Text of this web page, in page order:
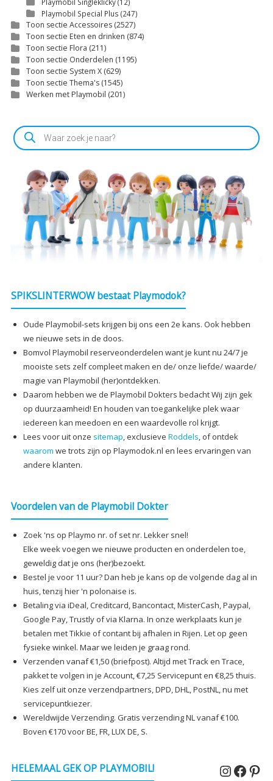
Playmobil Singleklicky(12)
Playmobil Special Plus (247)
Toon sectie Accessoires (2527)
Toon sectie Eten en drinken (874)
Toon sectie Flora (211)
Toon sectie Onderdelen (1195)
Toon sectie System X (629)
Toon sectie Thema's (1545)
Werken met Playmobil (201)
Producten
zoeken
SPIKSLINTERWOW bestaat Playmodok?
Oude Playmobil-sets krijgen bij ons een 2e kans. Ook hebben
we nieuwe sets in de doos.
Bomvol Playmobil reserveonderdelen want je kunt nu 24/7 je
mooiste sets zelf compleet maken en de/ onze liefde/ waarde/
magie van Playmobil (her)ontdekken.
Daarom hebben we de Playmobil Dokters bedacht Wij zijn gek
op duurzaamheid! En houden van toegankelijke plek waar
iedereen kan meedoen en een waardevolle rol krijgt.
Lees voor uit onze sitemap, exclusieve Roddels, of ontdek
waarom we trots zijn op Playmodok.nl en lees ervaringen van
andere klanten.
Voordelen van de Playmobil Dokter
Zoek 'ns op Playmo nr. of set nr. Lekker snel!
Elke week voegen we nieuwe producten en onderdelen toe,
geweldig dat je ons (her)bezoekt.
Bestel je voor 11 uur? Dan heb je kans op de volgende dag al in
huis, tenzij hier 'n polonaise is.
Betaling via iDeal, Creditcard, Bancontact, MisterCash, Paypal,
Google Pay, Trustly of via Klarna. In onze werkplaats kun je
betalen met Tikkie of contant bij afhalen in Rijen. Let op geen
fysieke winkel. Maar we leiden je graag rond.
Verzenden vanaf €1,50 (briefpost). Altijd met Track en Trace,
pakket te volgen in je Account, €7,25 Servicepunt en €8,25 thuis.
Kies zelf uit onze verzendpartners, DPD, DHL, PostNL, nu met
servicepuntkiezer.
Wereldwijde Verzending. Gratis verzending NL vanaf €100.
Boven €170 voor BE, FR, LUX DE, S.
HELEMAAL GEK OP PLAYMOBIL!